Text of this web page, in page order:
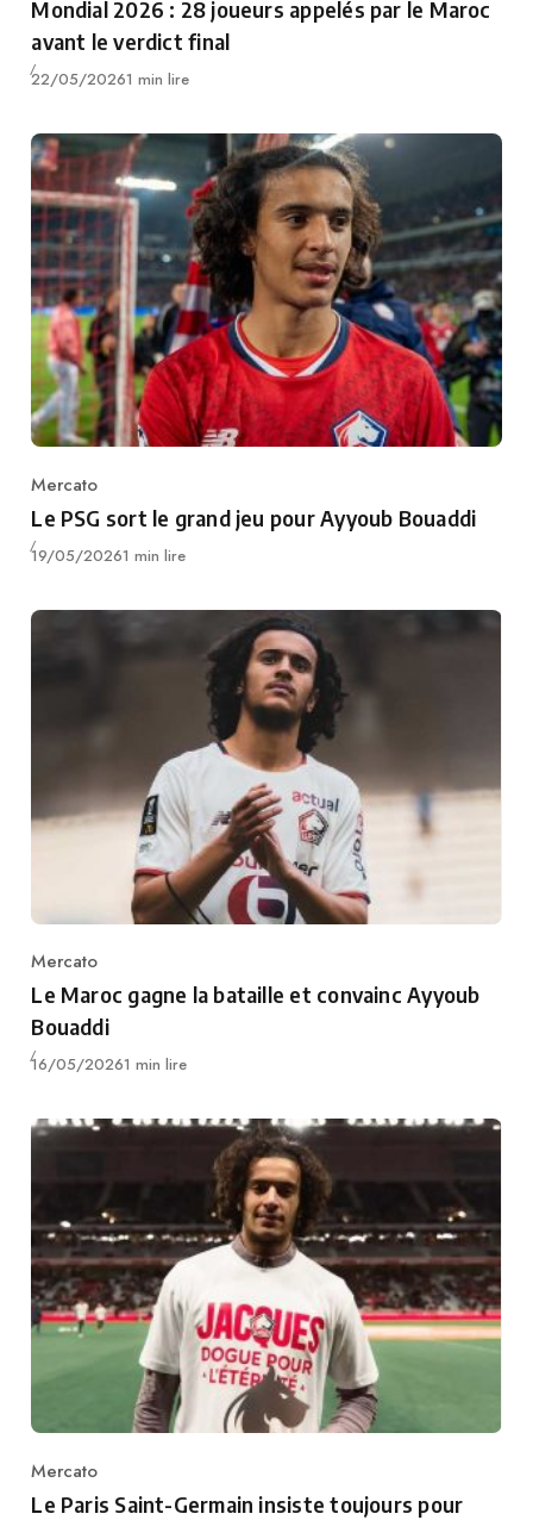
Mondial 2026 : 28 joueurs appelés par le Maroc
avant le verdict final
Publié
22/05/20261 min lire
Category
Mercato
Le PSG sort le grand jeu pour Ayyoub Bouaddi
Publié
19/05/20261 min lire
Category
Mercato
Le Maroc gagne la bataille et convainc Ayyoub
Bouaddi
Publié
16/05/20261 min lire
Category
Mercato
Le Paris Saint-Germain insiste toujours pour